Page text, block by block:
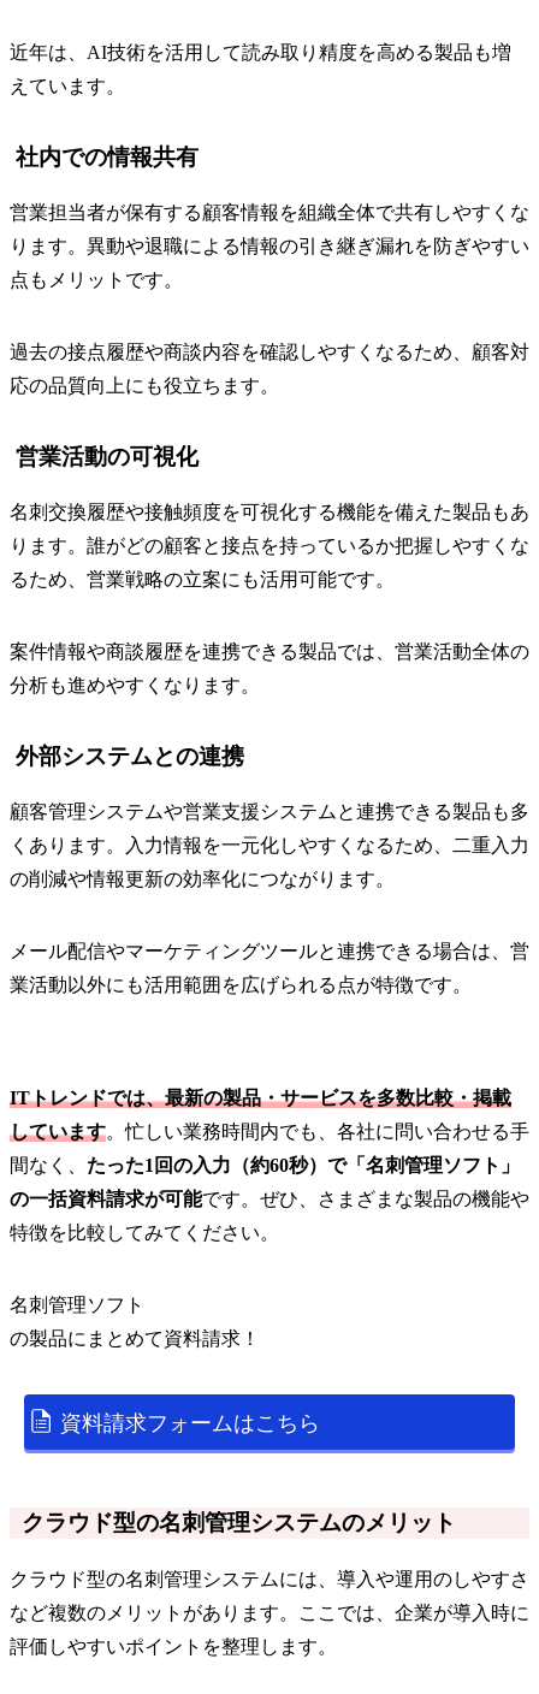
近年は、AI技術を活用して読み取り精度を高める製品も増
えています。
社内での情報共有
営業担当者が保有する顧客情報を組織全体で共有しやすくな
ります。異動や退職による情報の引き継ぎ漏れを防ぎやすい
点もメリットです。
過去の接点履歴や商談内容を確認しやすくなるため、顧客対
応の品質向上にも役立ちます。
営業活動の可視化
名刺交換履歴や接触頻度を可視化する機能を備えた製品もあ
ります。誰がどの顧客と接点を持っているか把握しやすくな
るため、営業戦略の立案にも活用可能です。
案件情報や商談履歴を連携できる製品では、営業活動全体の
分析も進めやすくなります。
外部システムとの連携
顧客管理システムや営業支援システムと連携できる製品も多
くあります。入力情報を一元化しやすくなるため、二重入力
の削減や情報更新の効率化につながります。
メール配信やマーケティングツールと連携できる場合は、営
業活動以外にも活用範囲を広げられる点が特徴です。
ITトレンドでは、最新の製品・サービスを多数比較・掲載
しています。忙しい業務時間内でも、各社に問い合わせる手
間なく、 たった1回の入力（約60秒）で「名刺管理ソフト」
の一括資料請求が可能です。ぜひ、さまざまな製品の機能や
特徴を比較してみてください。
名刺管理ソフト
の製品にまとめて資料請求！
資料請求フォームはこちら
クラウド型の名刺管理システムのメリット
クラウド型の名刺管理システムには、導入や運用のしやすさ
など複数のメリットがあります。ここでは、企業が導入時に
評価しやすいポイントを整理します。